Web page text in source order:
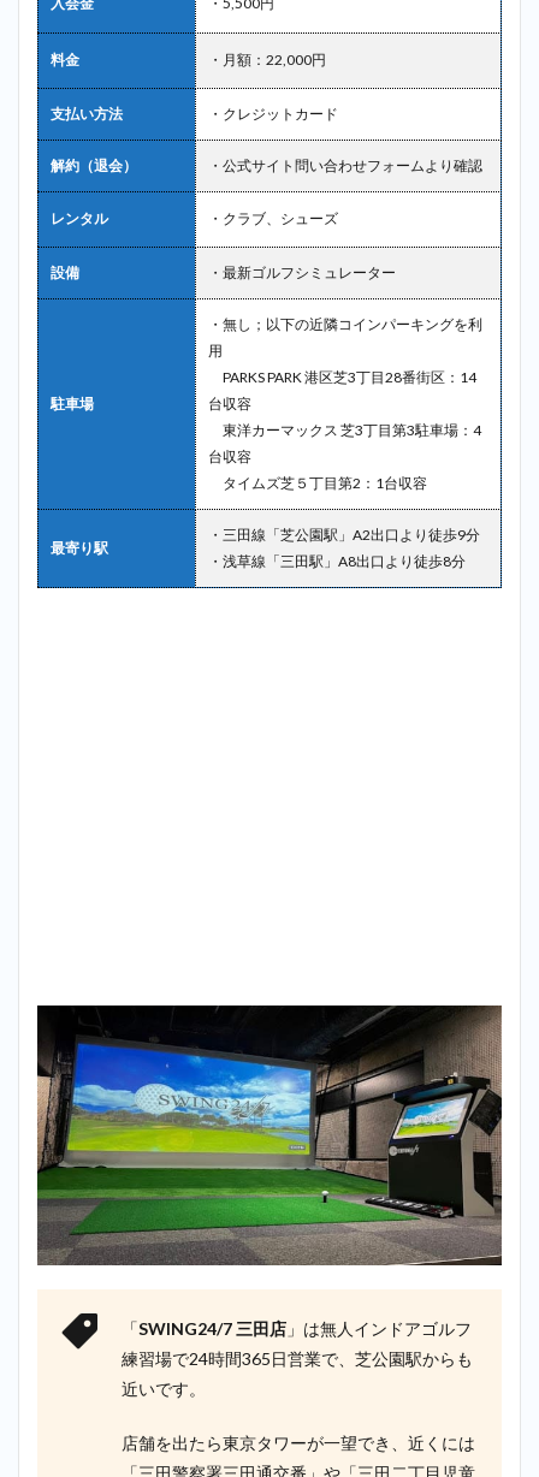
料金 ・月額：22,000円
支払い方法 ・クレジットカード
解約（退会） ・公式サイト問い合わせフォームより確認
レンタル ・クラブ、シューズ
設備 ・最新ゴルフシミュレーター
駐車場
・無し；以下の近隣コインパーキングを利
用
PARKS PARK 港区芝3丁目28番街区：14
台収容
東洋カーマックス 芝3丁目第3駐車場：4
台収容
タイムズ芝５丁目第2：1台収容
最寄り駅
・三田線「芝公園駅」A2出口より徒歩9分
・浅草線「三田駅」A8出口より徒歩8分
「SWING24/7 三田店 」は無人インドアゴルフ
練習場で24時間365日営業で、芝公園駅からも
近いです。
店舗を出たら東京タワーが一望でき、近くには